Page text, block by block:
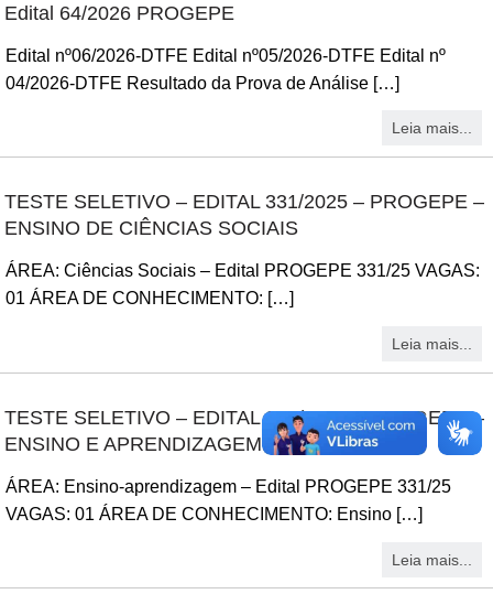
Edital 64/2026 PROGEPE
Edital nº06/2026-DTFE Edital nº05/2026-DTFE Edital nº
04/2026-DTFE Resultado da Prova de Análise […]
Leia mais...
TESTE SELETIVO – EDITAL 331/2025 – PROGEPE –
ENSINO DE CIÊNCIAS SOCIAIS
ÁREA: Ciências Sociais – Edital PROGEPE 331/25 VAGAS:
01 ÁREA DE CONHECIMENTO: […]
Leia mais...
TESTE SELETIVO – EDITAL 331/2025 – PROGEPE –
ENSINO E APRENDIZAGEM DE QUÍMICA
ÁREA: Ensino-aprendizagem – Edital PROGEPE 331/25
VAGAS: 01 ÁREA DE CONHECIMENTO: Ensino […]
Leia mais...